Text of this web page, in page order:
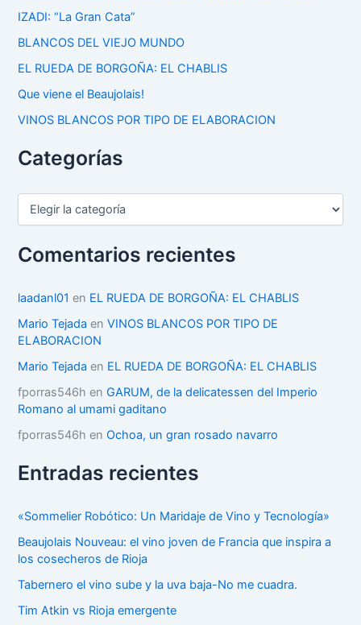
IZADI: “La Gran Cata”
BLANCOS DEL VIEJO MUNDO
EL RUEDA DE BORGOÑA: EL CHABLIS
Que viene el Beaujolais!
VINOS BLANCOS POR TIPO DE ELABORACION
Categorías
C
e
g
r
a
s
Comentarios recientes
laadanl01 en EL RUEDA DE BORGOÑA: EL CHABLIS
Mario Tejada enVINOS BLANCOS POR TIPO DE
ELABORACION
Mario Tejada en EL RUEDA DE BORGOÑA: EL CHABLIS
fporras546h en GARUM, de la delicatessen del Imperio
Romano al umami gaditano
fporras546h en Ochoa, un gran rosado navarro
Entradas recientes
«Sommelier Robótico: Un Maridaje de Vino y Tecnología»
Beaujolais Nouveau: el vino joven de Francia que inspira a
los cosecheros de Rioja
Tabernero el vino sube y la uva baja-No me cuadra.
Tim Atkin vs Rioja emergente